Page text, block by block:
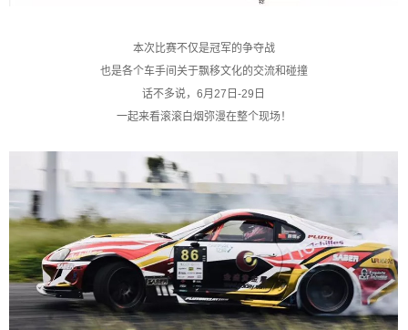
本次比赛不仅是冠军的争夺战
也是各个车手间关于飘移文化的交流和碰撞
话不多说，6月27日-29日
一起来看滚滚白烟弥漫在整个现场！